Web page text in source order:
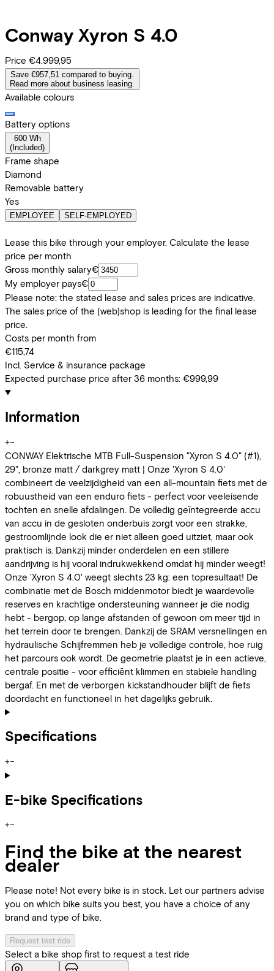
Conway Xyron S 4.0
Price €4.999,95
Save €957,51 compared to buying.
Read more about business leasing.
Available colours
Battery options
600 Wh
( Included)
Frame shape
Diamond
Removable battery
Yes
EMPLOYEE SELF-EMPLOYED
Lease this bike through your employer. Calculate the lease
price per month
Gross monthly salary€
My employer pays€
Please note: the stated lease and sales prices are indicative.
The sales price of the (web)shop is leading for the final lease
price.
Costs per month from
€115,74
Incl. Service & insurance package
Expected purchase price after 36 months: €999,99
Information
+−
CONWAY Elektrische MTB Full-Suspension "Xyron S 4.0" (#1),
29", bronze matt / darkgrey matt ¦ Onze 'Xyron S 4.0'
combineert de veelzijdigheid van een all-mountain fiets met de
robuustheid van een enduro fiets - perfect voor veeleisende
tochten en snelle afdalingen. De volledig geïntegreerde accu
van accu in de gesloten onderbuis zorgt voor een strakke,
gestroomlijnde look die er niet alleen goed uitziet, maar ook
praktisch is. Dankzij minder onderdelen en een stillere
aandrijving is hij vooral indrukwekkend omdat hij minder weegt!
Onze 'Xyron S 4.0' weegt slechts 23 kg: een topresultaat! De
combinatie met de Bosch middenmotor biedt je waardevolle
reserves en krachtige ondersteuning wanneer je die nodig
hebt - bergop, op lange afstanden of gewoon om meer tijd in
het terrein door te brengen. Dankzij de SRAM versnellingen en
hydraulische Schijfremmen heb je volledige controle, hoe ruig
het parcours ook wordt. De geometrie plaatst je in een actieve,
centrale positie - voor efficiënt klimmen en stabiele handling
bergaf. En met de verborgen kickstandhouder blijft de fiets
doordacht en functioneel in het dagelijks gebruik.
Specifications
+−
E-bike Specifications
+−
Find the bike at the nearest
dealer
Please note! Not every bike is in stock. Let our partners advise
you on which bike suits you best, you have a choice of any
brand and type of bike.
Request test ride
Select a bike shop first to request a test ride